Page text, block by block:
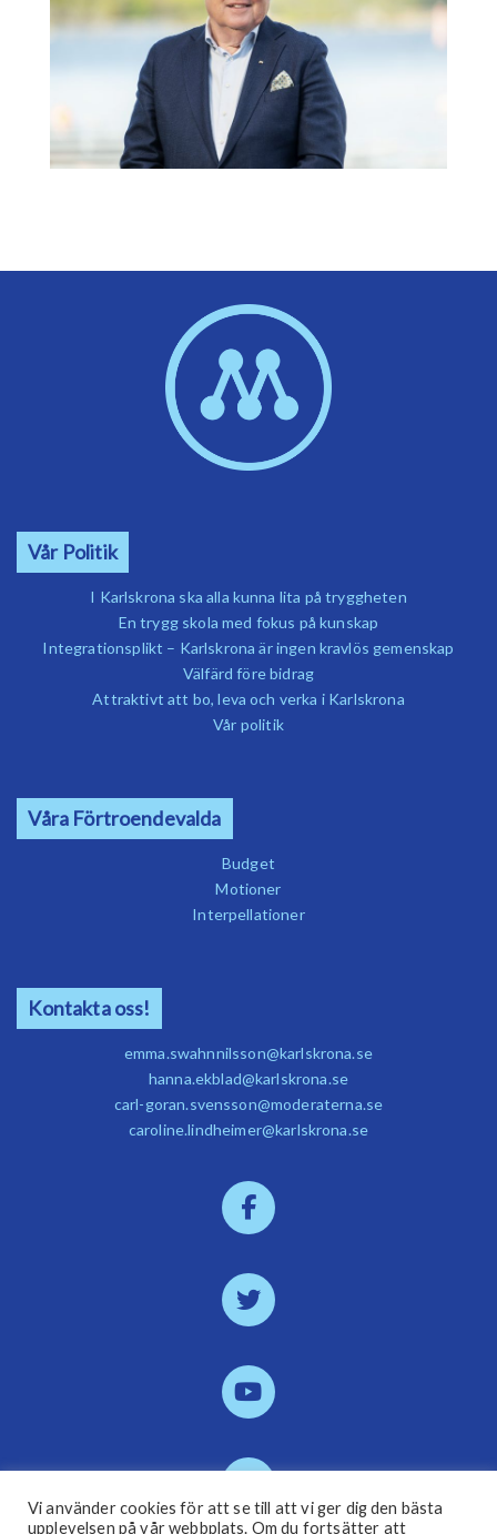
Vår Politik
I Karlskrona ska alla kunna lita på tryggheten
En trygg skola med fokus på kunskap
Integrationsplikt – Karlskrona är ingen kravlös gemenskap
Välfärd före bidrag
Attraktivt att bo, leva och verka i Karlskrona
Vår politik
Våra Förtroendevalda
Budget
Motioner
Interpellationer
Kontakta oss!
emma.swahnnilsson@karlskrona.se
hanna.ekblad@karlskrona.se
carl-goran.svensson@moderaterna.se
caroline.lindheimer@karlskrona.se
Vi använder cookies för att se till att vi ger dig den bästa
upplevelsen på vår webbplats. Om du fortsätter att